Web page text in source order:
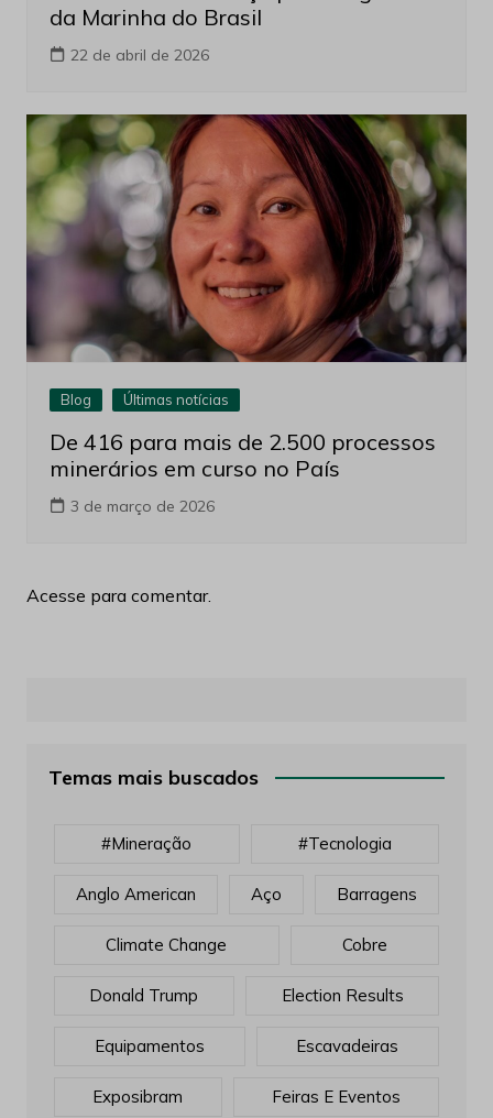
da Marinha do Brasil
22 de abril de 2026
Blog Últimas notícias
De 416 para mais de 2.500 processos
minerários em curso no País
3 de março de 2026
Acesse para comentar.
Temas mais buscados
#mineração #tecnologia
Anglo American Aço Barragens
Climate Change Cobre
Donald Trump Election Results
Equipamentos Escavadeiras
Exposibram Feiras E Eventos